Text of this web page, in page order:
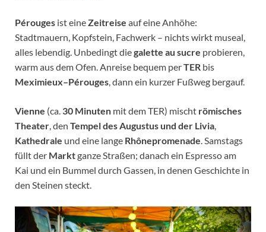
Pérouges ist eineZeitreise auf eine Anhöhe:
Stadtmauern, Kopfstein, Fachwerk – nichts wirkt museal,
alles lebendig. Unbedingt diegalette au sucre probieren,
warm aus dem Ofen. Anreise bequem perTER bis
Meximieux–Pérouges, dann ein kurzer Fußweg bergauf.
Vienne (ca. 30 Minuten mit dem TER) mischt römisches
Theater, den Tempel des Augustus und der Livia,
Kathedrale und eine lange Rhône­promenade. Samstags
füllt der Marktganze Straßen; danach ein Espresso am
Kai und ein Bummel durch Gassen, in denen Geschichte in
den Steinen steckt.